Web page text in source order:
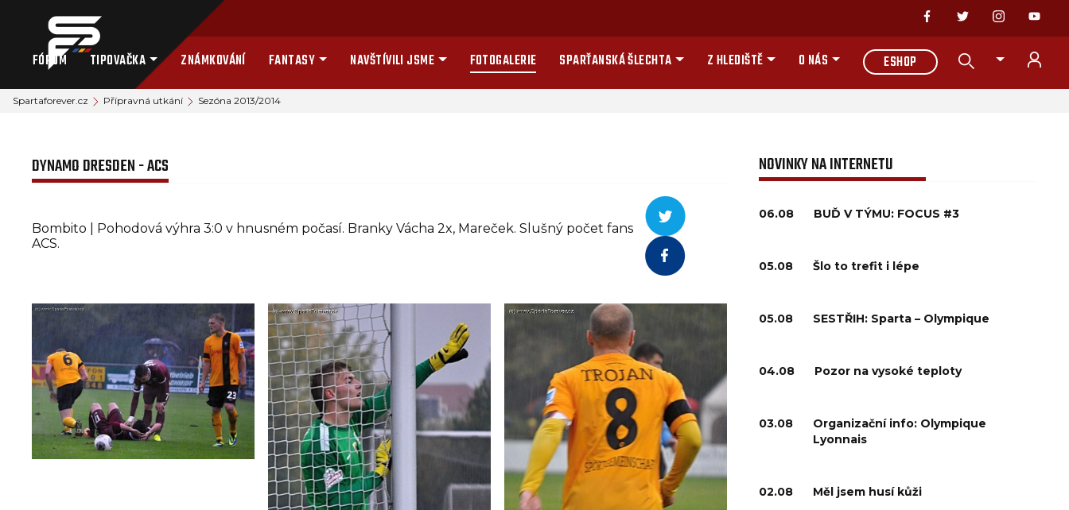
FÓRUM TIPOVAČKA ZNÁMKOVÁNÍ FANTASY NAVŠTÍVILI JSME FOTOGALERIE SPARŤANSKÁ ŠLECHTA Z HLEDIŠTĚ O NÁS ESHOP
Spartaforever.cz Přípravná utkání Sezóna 2013/2014
DYNAMO DRESDEN - ACS
Bombito | Pohodová výhra 3:0 v hnusném počasí. Branky Vácha 2x, Mareček. Slušný počet fans
ACS.
NOVINKY NA INTERNETU
06.08 BUĎ V TÝMU: FOCUS #3
05.08 Šlo to trefit i lépe
05.08 SESTŘIH: Sparta – Olympique
04.08 Pozor na vysoké teploty
03.08
Organizační info: Olympique
Lyonnais
02.08 Měl jsem husí kůži